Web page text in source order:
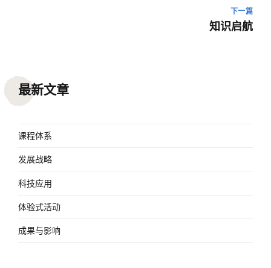
下一篇
知识启航
最新文章
课程体系
发展战略
科技应用
体验式活动
成果与影响